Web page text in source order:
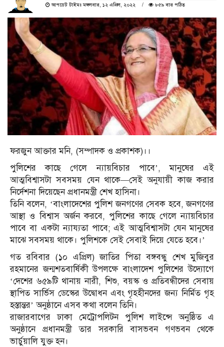
আপডেট টাইমঃ মঙ্গলবার, ১২ এপ্রিল, ২০২২
৮৫৯ বার পঠিত
ফরজুন আক্তার মনি, (সম্পাদক ও প্রকাশক)।।
পুলিশের কাছে গেলে ন্যায়বিচার পাবে’, মানুষের এই
আত্মবিশ্বাসটা সবসময় যেন থাকে—সেই অনুযায়ী কাজ করার
নির্দেশনা দিয়েছেন প্রধানমন্ত্রী শেখ হাসিনা।
তিনি বলেন, ‘বাংলাদেশের পুলিশ জনগণের সেবক হবে, জনগণের
আস্থা ও বিশ্বাস অর্জন করবে, পুলিশের কাছে গেলে ন্যায়বিচার
পাবে বা একটা ন্যায্যতা পাবে; এই আত্মবিশ্বাসটা যেন মানুষের
মাঝে সবসময় থাকে। পুলিশকে সেই সেবাই দিয়ে যেতে হবে।’
গত রবিবার (১০ এপ্রিল) জাতির পিতা বঙ্গবন্ধু শেখ মুজিবুর
রহমানের জন্মশতবার্ষিকী উপলক্ষে বাংলাদেশ পুলিশের উদ্যোগে
‘দেশের ৬৫৯টি থানায় নারী, শিশু, বয়স্ক ও প্রতিবন্ধীদের সেবায়
স্থাপিত সার্ভিস ডেস্কের উদ্বোধন এবং গৃহহীনদের জন্য নির্মিত গৃহ
হস্তান্তর’ অনুষ্ঠানে এসব কথা বলেন তিনি।
রাজারবাগের ঢাকা মেট্রোপলিটন পুলিশ লাইন্সে অনুষ্ঠিত এ
অনুষ্ঠানে প্রধানমন্ত্রী তার সরকারি বাসভবন গণভবন থেকে
ভার্চুয়ালি যুক্ত হন।